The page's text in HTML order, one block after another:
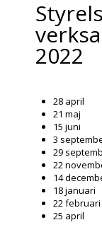
2022
28 april
21 maj
15 juni
3
29
22
14
18 januari
22 februari
25 april